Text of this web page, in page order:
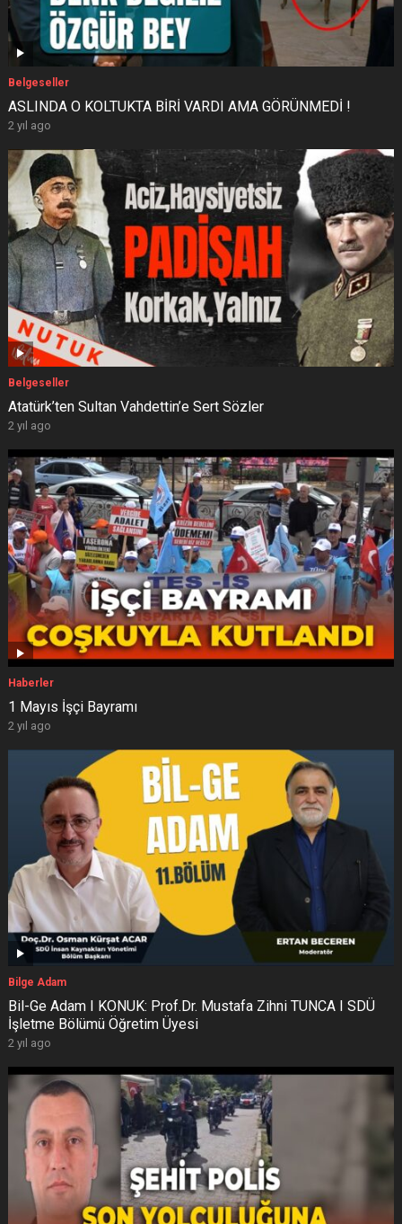
Belgeseller
ASLINDA O KOLTUKTA BİRİ VARDI AMA GÖRÜNMEDİ !
2 yıl ago
Belgeseller
Atatürk’ten Sultan Vahdettin’e Sert Sözler
2 yıl ago
Haberler
1 Mayıs İşçi Bayramı
2 yıl ago
Bilge Adam
Bil-Ge Adam I KONUK: Prof.Dr. Mustafa Zihni TUNCA I SDÜ
İşletme Bölümü Öğretim Üyesi
2 yıl ago